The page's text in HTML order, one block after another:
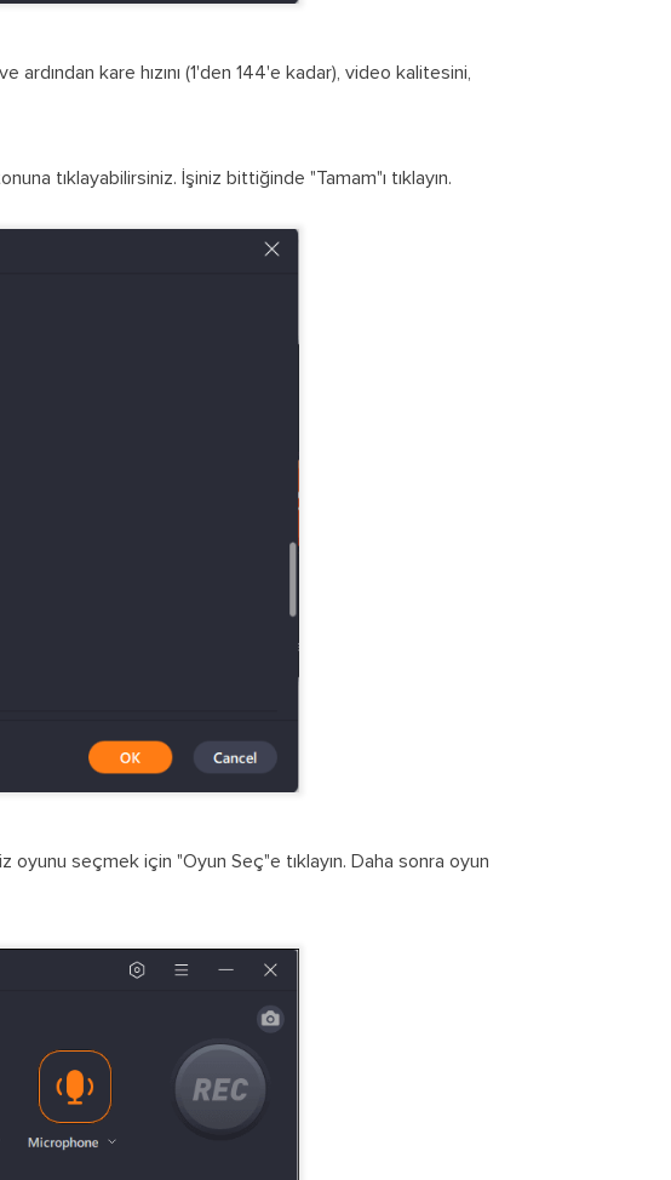
kare hızını (1'den 144'e kadar), video kalitesini,
tıklayabilirsiniz. İşiniz bittiğinde "Tamam"ı tıklayın.
seçmek için "Oyun Seç"e tıklayın. Daha sonra oyun